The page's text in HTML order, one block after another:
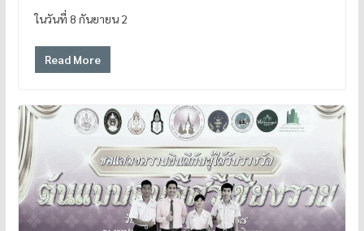
ในวันที่ 8 กันยายน 2
Read More